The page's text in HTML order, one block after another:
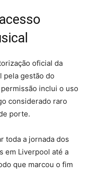
oficial da
pela gestão do
inclui o uso
considerado raro
porte.
toda a jornada dos
em Liverpool até a
que marcou o fim